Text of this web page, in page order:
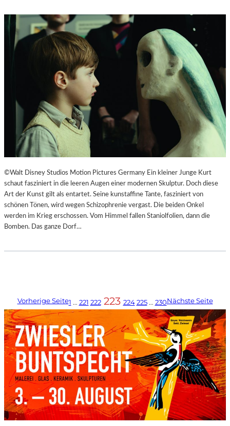
©Walt Disney Studios Motion Pictures Germany Ein kleiner Junge Kurt
schaut fasziniert in die leeren Augen einer modernen Skulptur. Doch diese
Art der Kunst gilt als entartet. Seine kunstaffine Tante, fasziniert von
schönen Tönen, wird wegen Schizophrenie vergast. Die beiden Onkel
werden im Krieg erschossen. Vom Himmel fallen Staniolfolien, dann die
Bomben. Das ganze Dorf…
Vorherige Seite1 … 221 222 223 224 225 … 230Nächste Seite